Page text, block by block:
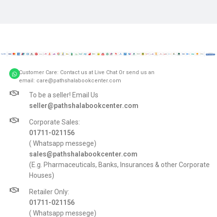
Customer Care: Contact us at Live Chat Or send us an
email: care@pathshalabookcenter.com
To be a seller! Email Us
seller@pathshalabookcenter.com
Corporate Sales:
01711-021156
( Whatsapp messege)
sales@pathshalabookcenter.com
(E.g. Pharmaceuticals, Banks, Insurances & other Corporate
Houses)
Retailer Only:
01711-021156
( Whatsapp messege)